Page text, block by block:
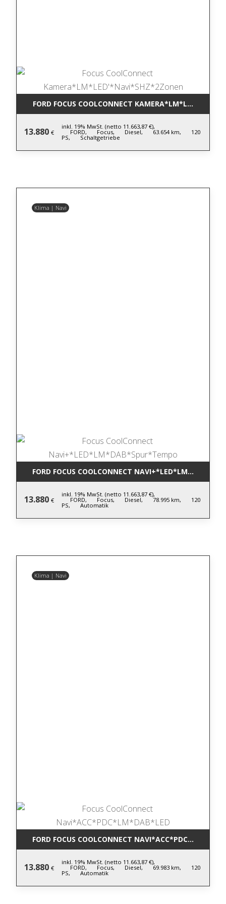
FORD FOCUS COOLCONNECT
13.880 €
inkl. 19% MwSt. (netto 11.663,87 €),
FORD, Focus, Diesel, 63.654 km, 120
PS, Schaltgetriebe
Klima | Navi
FORD FOCUS COOLCONNECT
13.880 €
inkl. 19% MwSt. (netto 11.663,87 €),
FORD, Focus, Diesel, 78.995 km, 120
PS, Automatik
Klima | Navi
FORD FOCUS COOLCONNECT
13.880 €
inkl. 19% MwSt. (netto 11.663,87 €),
FORD, Focus, Diesel, 69.983 km, 120
PS, Automatik